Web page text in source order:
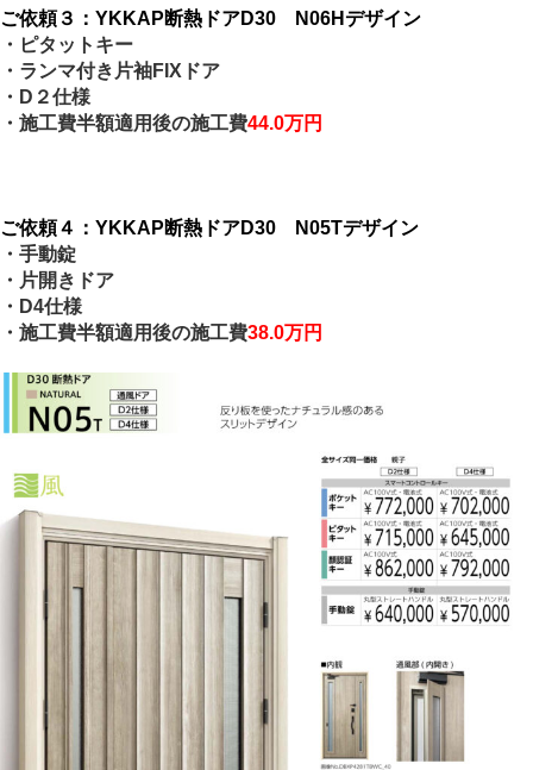
ご依頼３：YKKAP断熱ドアD30 N06Hデザイン
・ピタットキー
・ランマ付き片袖FIXドア
・D２仕様
・施工費半額適用後の施工費44.0万円
ご依頼４：YKKAP断熱ドアD30 N05Tデザイン
・手動錠
・片開きドア
・D4仕様
・施工費半額適用後の施工費38.0万円